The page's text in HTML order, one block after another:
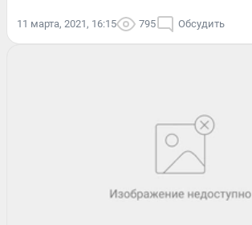
11 марта, 2021, 16:15 795 Обсудить